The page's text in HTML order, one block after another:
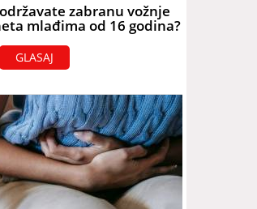
zabranu vožnje
mlađima od 16 godina?
GLASAJ